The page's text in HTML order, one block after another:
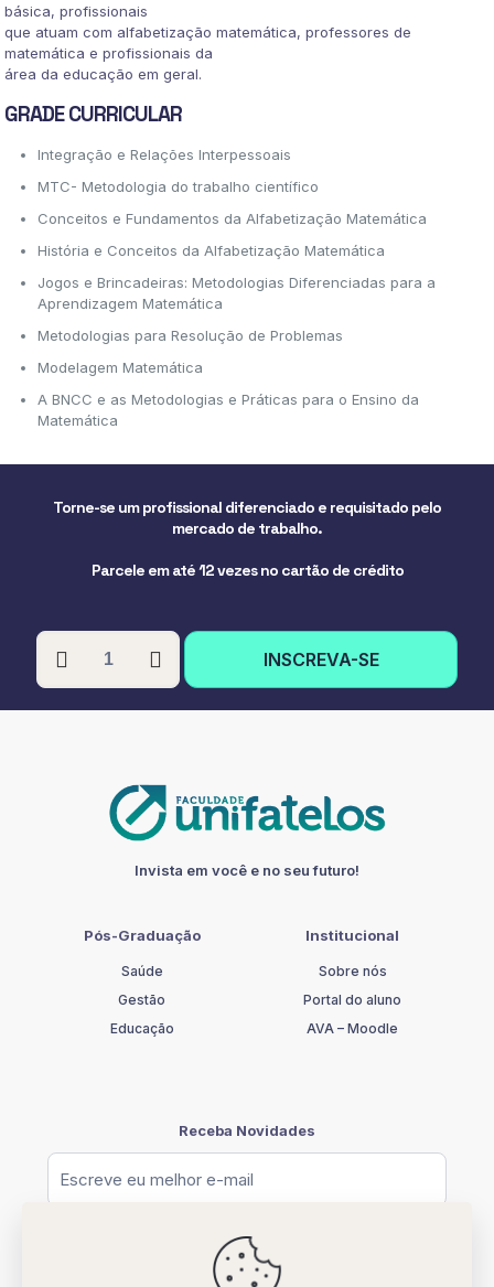
básica, profissionais
que atuam com alfabetização matemática, professores de
matemática e profissionais da
área da educação em geral.
GRADE CURRICULAR
Integração e Relações Interpessoais
MTC- Metodologia do trabalho científico
Conceitos e Fundamentos da Alfabetização Matemática
História e Conceitos da Alfabetização Matemática
Jogos e Brincadeiras: Metodologias Diferenciadas para a
Aprendizagem Matemática
Metodologias para Resolução de Problemas
Modelagem Matemática
A BNCC e as Metodologias e Práticas para o Ensino da
Matemática
Torne-se um profissional diferenciado e requisitado pelo
mercado de trabalho.
Parcele em até 12 vezes no cartão de crédito
PÓS-
GRADUAÇÃO
EM
INSCREVA-SE
Invista em você e no seu futuro!
Pós-Graduação
Saúde
Gestão
Educação
Institucional
Sobre nós
Portal do aluno
AVA – Moodle
Receba Novidades